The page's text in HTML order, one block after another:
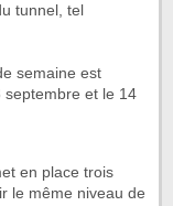
tunnel, tel
semaine est
septembre et le 14
en place trois
le même niveau de